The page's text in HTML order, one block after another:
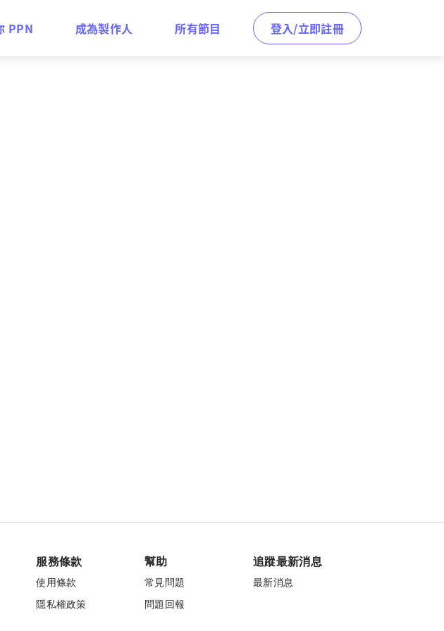
PPN 成為製作人 所有節目 登入/立即註冊
服務條款
使用條款
隱私權政策
幫助
常見問題
問題回報
追蹤最新消息
最新消息